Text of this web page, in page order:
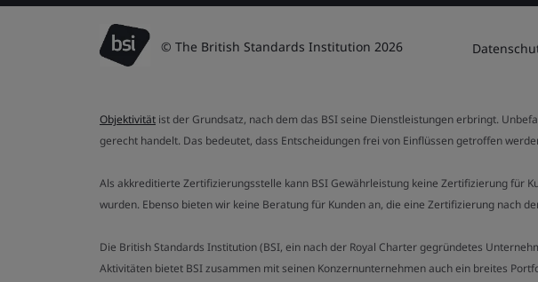
© The British Standards Institution 2026
Objektivität ist der Grundsatz, nach dem das BSI seine Dienstleistungen erbringt.
gerecht handelt. Das bedeutet, dass Entscheidungen frei von Einflüssen getroffen
Als akkreditierte Zertifizierungsstelle kann BSI Gewährleistung keine Zertifizierung für
wurden. Ebenso bieten wir keine Beratung für Kunden an, die eine Zertifizierung nach
Die British Standards Institution (BSI, ein nach der Royal Charter gegründetes
Aktivitäten bietet BSI zusammen mit seinen Konzernunternehmen auch ein breites